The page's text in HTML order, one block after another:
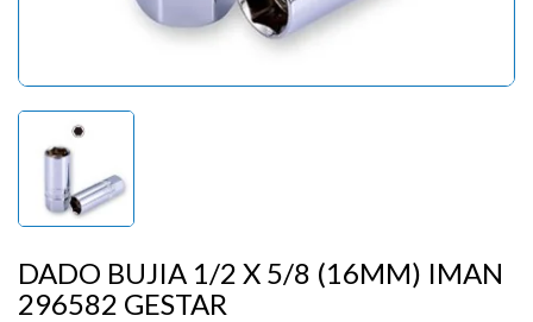
DADO BUJIA 1/2 X 5/8 (16MM) IMAN
296582 GESTAR